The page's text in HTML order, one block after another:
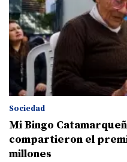
Sociedad
Mi Bingo
compartieron el
millones